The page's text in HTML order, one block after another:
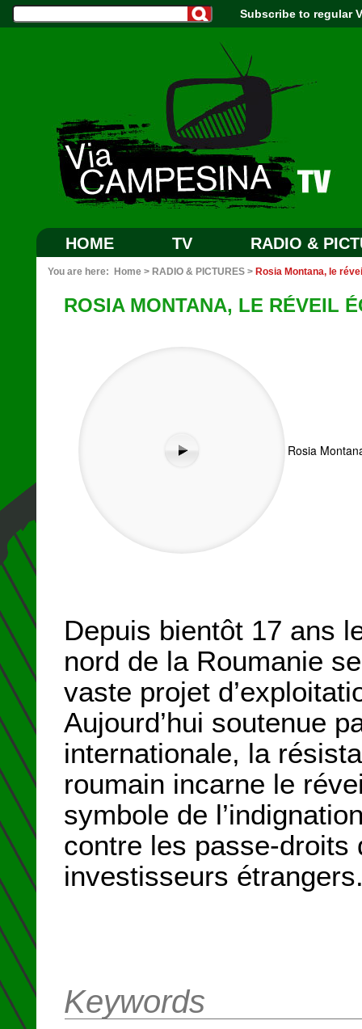
Subscribe to regular
HOME TV RADIO &
You are here: Home > RADIO & PICTURES > Rosia Montana, le
ROSIA MONTANA, LE RÉVEIL
Rosia
Depuis bientôt 17 ans
nord de la Roumanie
vaste projet
Aujourd’hui soutenue
internationale, la
roumain incarne le
symbole de
contre les passe-droits
investisseurs
Keywords